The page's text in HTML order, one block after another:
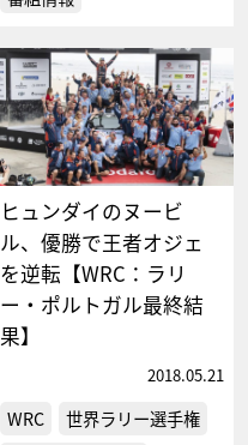
ヒュンダイのヌービ
ル、優勝で王者オジェ
を逆転【WRC：ラリ
ー・ポルトガル最終結
果】
2018.05.21
WRC
世界ラリー選手権